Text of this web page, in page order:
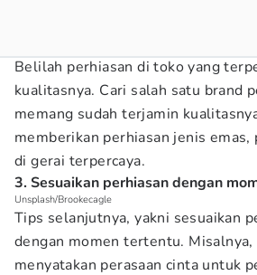
Belilah perhiasan di toko yang
kualitasnya. Cari salah satu brand
memang sudah terjamin
memberikan perhiasan jenis
di gerai terpercaya.
3. Sesuaikan perhiasan dengan
Unsplash/Brookecagle
Tips selanjutnya, yakni sesuaikan
dengan momen tertentu.
menyatakan perasaan cinta untuk